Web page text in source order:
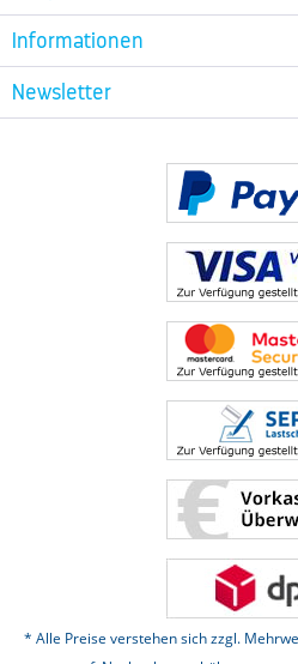
Informationen
Newsletter
* Alle Preise verstehen sich zzgl.